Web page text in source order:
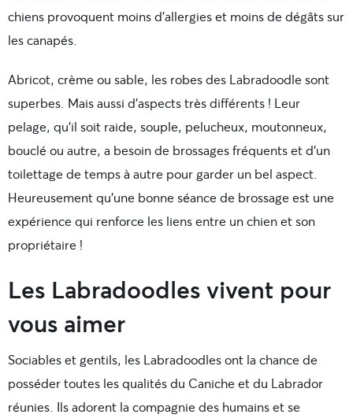
chiens provoquent moins d’allergies et moins de dégâts sur
les canapés.
Abricot, crème ou sable, les robes des Labradoodle sont
superbes. Mais aussi d’aspects très différents ! Leur
pelage, qu’il soit raide, souple, pelucheux, moutonneux,
bouclé ou autre, a besoin de brossages fréquents et d’un
toilettage de temps à autre pour garder un bel aspect.
Heureusement qu’une bonne séance de brossage est une
expérience qui renforce les liens entre un chien et son
propriétaire !
Les Labradoodles vivent pour
vous aimer
Sociables et gentils, les Labradoodles ont la chance de
posséder toutes les qualités du Caniche et du Labrador
réunies. Ils adorent la compagnie des humains et se